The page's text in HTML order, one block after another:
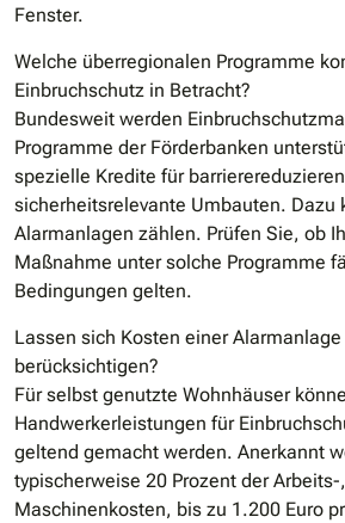
Fenster.
Welche überregionalen Programme
Einbruchschutz in Betracht?
Bundesweit werden
Programme der Förderbanken
spezielle Kredite für
sicherheitsrelevante Umbauten. Dazu
Alarmanlagen zählen. Prüfen Sie, ob
Maßnahme unter solche Programme
Bedingungen gelten.
Lassen sich Kosten einer
berücksichtigen?
Für selbst genutzte Wohnhäuser
Handwerkerleistungen für
geltend gemacht werden. Anerkannt
typischerweise 20 Prozent der Arbeits-
Maschinenkosten, bis zu 1.200 Euro